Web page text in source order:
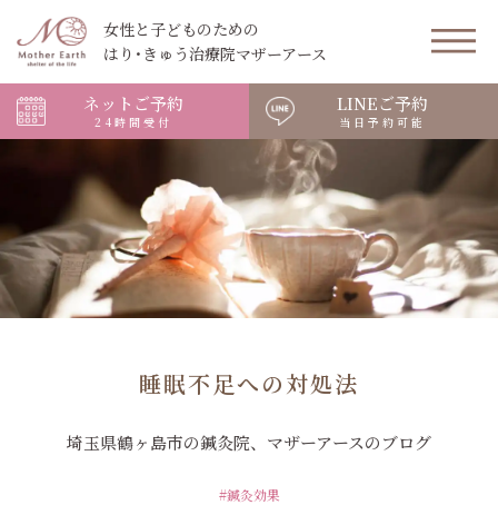
女性と子どものための
はり･きゅう治療院マザーアース
ネットご予約
24時間受付
LINEご予約
当日予約可能
睡眠不足への対処法
埼玉県鶴ヶ島市の鍼灸院、マザーアースのブログ
#鍼灸効果